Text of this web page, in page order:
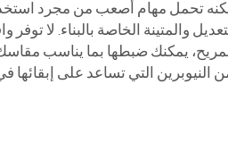
تحمل مهام أصعب من مجرد استخدام
والمتينة الخاصة بالبناء.
المريح، يمكنك ضبطها بما يناسب
النيوبرين التي تساعد على